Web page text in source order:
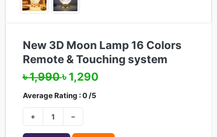
New 3D Moon Lamp 16 Colors
Remote & Touching system
৳ 1,990৳ 1,290
Average Rating : 0 /5
+ −